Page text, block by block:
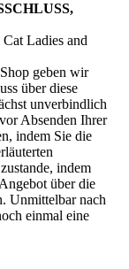
Ladies and
geben wir
über diese
unverbindlich
Absenden Ihrer
indem Sie die
indem
über die
Unmittelbar nach
einmal eine